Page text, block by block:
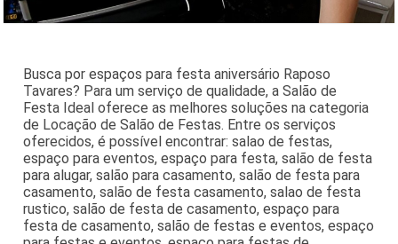
Busca por espaços para festa aniversário Raposo
Tavares? Para um serviço de qualidade, a Salão de
Festa Ideal oferece as melhores soluções na categoria
de Locação de Salão de Festas. Entre os serviços
oferecidos, é possível encontrar: salao de festas,
espaço para eventos, espaço para festa, salão de festa
para alugar, salão para casamento, salão de festa para
casamento, salão de festa casamento, salao de festa
rustico, salão de festa de casamento, espaço para
festa de casamento, salão de festas e eventos, espaço